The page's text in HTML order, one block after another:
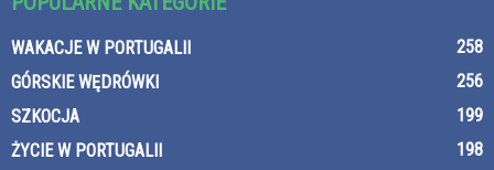
WAKACJE W PORTUGALII
258
GÓRSKIE WĘDRÓWKI
256
SZKOCJA
199
ŻYCIE W PORTUGALII
198